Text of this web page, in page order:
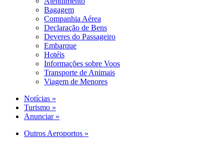
Bagagem
Companhia Aérea
Declaração de Bens
Deveres do Passageiro
Embarque
Hotéis
Informações sobre Voos
Transporte de Animais
Viagem de Menores
Notícias »
Turismo »
Anunciar »
Outros Aeroportos »